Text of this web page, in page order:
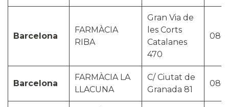
Barcelona
FARMÀCIA
RIBA
Gran Via de
les Corts
Catalanes
470
Barcelona
FARMÀCIA LA
LLACUNA
C/ Ciutat de
Granada 81